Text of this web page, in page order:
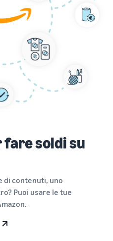
soldi su
di contenuti, uno
Puoi usare le tue